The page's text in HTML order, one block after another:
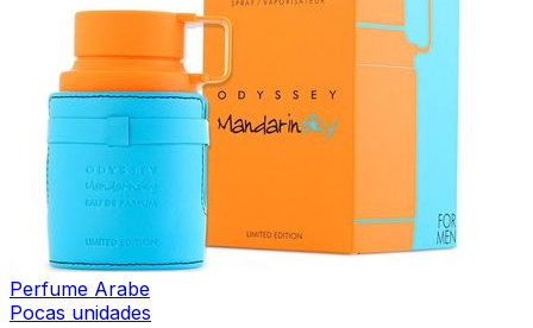
Perfume Arabe
Pocas unidades